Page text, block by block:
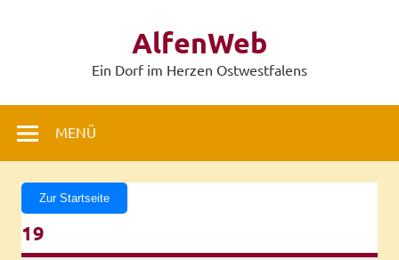
AlfenWeb
Ein Dorf im Herzen Ostwestfalens
MENÜ
Zur Startseite
19